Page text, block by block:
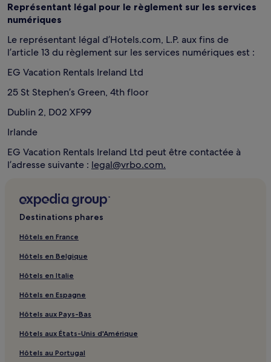
Représentant légal pour le règlement sur les services
numériques
Le représentant légal d’Hotels.com, L.P. aux fins de
l’article 13 du règlement sur les services numériques est :
EG Vacation Rentals Ireland Ltd
25 St Stephen’s Green, 4th floor
Dublin 2, D02 XF99
Irlande
EG Vacation Rentals Ireland Ltd peut être contactée à
l’adresse suivante : legal@vrbo.com.
Destinations phares
Hôtels en France
Hôtels en Belgique
Hôtels en Italie
Hôtels en Espagne
Hôtels aux Pays-Bas
Hôtels aux États-Unis d'Amérique
Hôtels au Portugal